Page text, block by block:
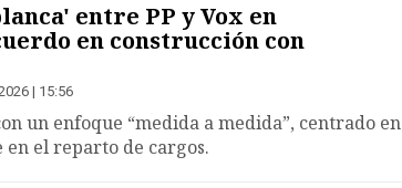
entre PP y Vox en
en construcción con
| 15:56
un enfoque “medida a medida”, centrado en
el reparto de cargos.